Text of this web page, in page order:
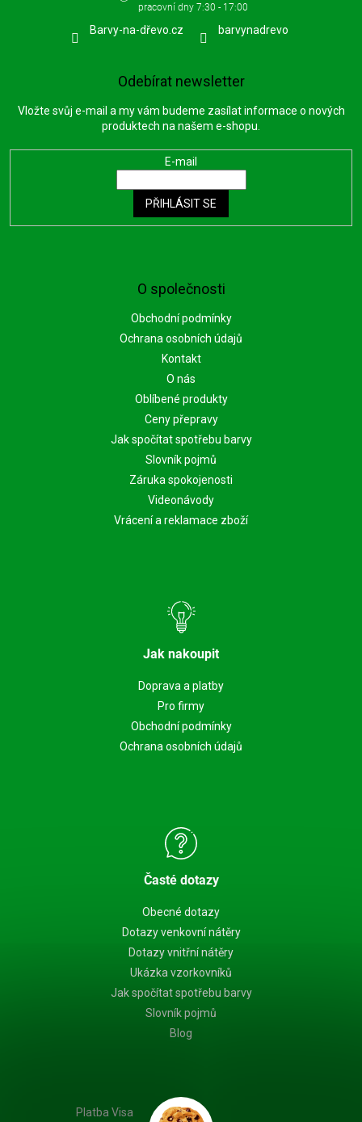
O společnosti
Obchodní podmínky
Ochrana osobních údajů
Kontakt
O nás
Oblíbené produkty
Ceny přepravy
Jak spočítat spotřebu barvy
Slovník pojmů
Záruka spokojenosti
Videonávody
Vrácení a reklamace zboží
Jak nakoupit
Doprava a platby
Pro firmy
Obchodní podmínky
Ochrana osobních údajů
Časté dotazy
Obecné dotazy
Dotazy venkovní nátěry
Dotazy vnitřní nátěry
Ukázka vzorkovníků
Jak spočítat spotřebu barvy
Slovník pojmů
Blog
Barvy-na-dřevo.cz barvynadrevo
Odebírat newsletter
Vložte svůj e-mail a my vám budeme zasílat informace o nových
produktech na našem e-shopu.
E-mail
PŘIHLÁSIT SE
Platba Visa